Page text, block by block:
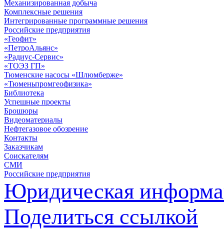
Механизированная добыча
Комплексные решения
Интегрированные программные решения
Российские предприятия
«Геофит»
«ПетроАльянс»
«Радиус-Сервис»
«ТОЭЗ ГП»
Тюменские насосы «Шлюмберже»
«Тюменьпромгеофизика»
Библиотека
Успешные проекты
Брошюры
Видеоматериалы
Нефтегазовое обозрение
Контакты
Заказчикам
Соискателям
СМИ
Российские предприятия
Юридическая
Поделиться ссылкой